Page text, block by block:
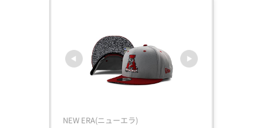
NEW ERA(ニューエラ)